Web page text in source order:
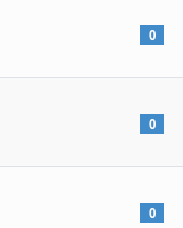
0
0
0